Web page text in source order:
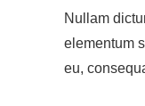
Nullam
elementum
eu,